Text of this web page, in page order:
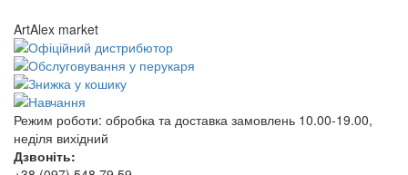
ArtAlex market
Режим роботи: обробка та доставка замовлень 10.00-19.00,
неділя вихідний
Дзвоніть: